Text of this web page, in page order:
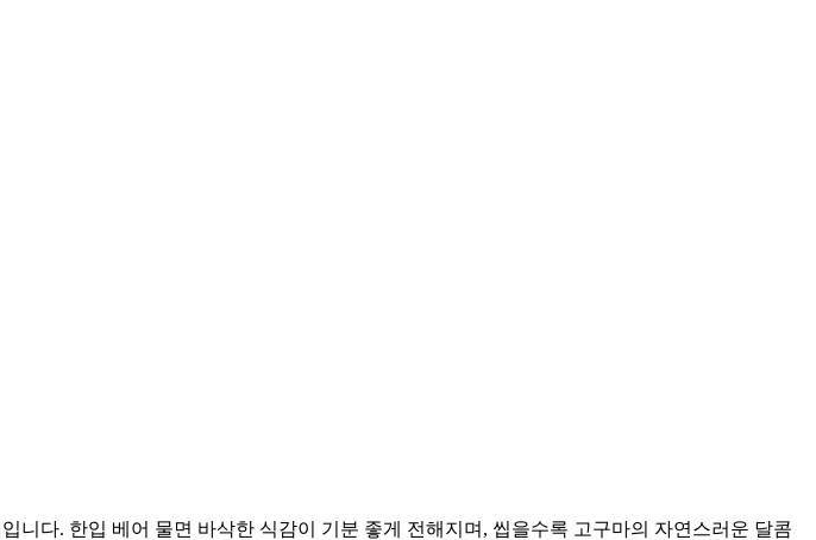
다. 한입 베어 물면 바삭한 식감이 기분 좋게 전해지며, 씹을수록 고구마의 자연스러운 달콤